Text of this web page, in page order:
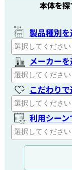
本体を探
製品種別
メーカー
こだわり
利用シー
通信距離